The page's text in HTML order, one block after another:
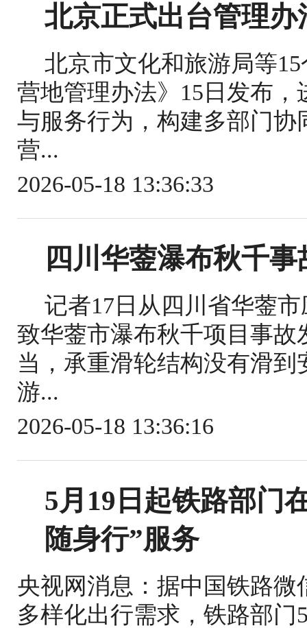
北京正式出台管理
北京市文化和旅游局等
营地管理办法》15日发布
与服务行为，构建多部门
营...
2026-05-18 13:36:33
四川华蓥瀑布秋千
记者17日从四川省华蓥
致华蓥市瀑布秋千项目事
当，承重滑轮结构没有滑
游...
2026-05-18 13:36:16
5月19日起铁路部门
随身行”服务
央视网消息：据中国铁路
多样化出行需求，铁路部门